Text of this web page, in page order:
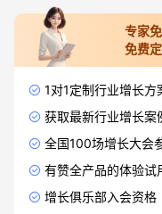
专家
免费
1对1定制行业增长方
获取最新行业增长案
全国100场增长大会
有赞全产品的体验试
增长俱乐部入会资格